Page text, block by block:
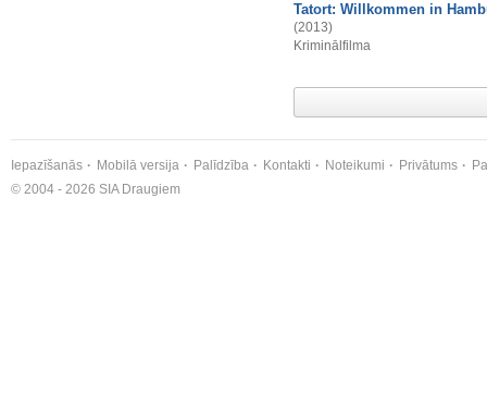
Tatort: Willkommen in
(2013)
Kriminālfilma
Iepazīšanās Mobilā versija Palīdzība Kontakti Noteikumi Privātums
© 2004 - 2026 SIA Draugiem